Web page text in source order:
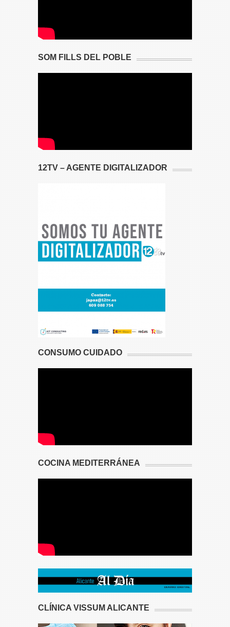
SOM FILLS DEL POBLE
12TV – AGENTE DIGITALIZADOR
CONSUMO CUIDADO
COCINA MEDITERRÁNEA
CLÍNICA VISSUM ALICANTE